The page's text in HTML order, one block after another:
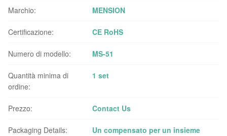
Marchio: MENSION
Certificazione: CE RoHS
Numero di modello: MS-51
Quantità minima di
ordine:
1 set
Prezzo: Contact Us
Packaging Details: Un compensato per un insieme